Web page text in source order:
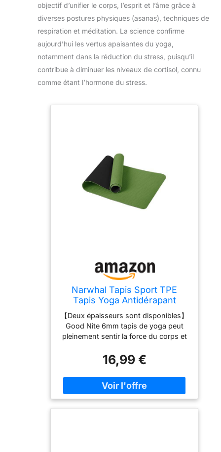
objectif d’unifier le corps, l’esprit et l’âme grâce à
diverses postures physiques (asanas), techniques de
respiration et méditation. La science confirme
aujourd’hui les vertus apaisantes du yoga,
notamment dans la réduction du stress, puisqu’il
contribue à diminuer les niveaux de cortisol, connu
comme étant l’hormone du stress.
Narwhal Tapis Sport TPE
Tapis Yoga Antidérapant
183x61x0,6cm
【Deux épaisseurs sont disponibles】
Good Nite 6mm tapis de yoga peut
pleinement sentir la force du corps et
épais vit dans la zone des
articulations et pèse 1200g. Les deux
couches conviennent pour le Pilates,
le Hiit, le Yoga, le Body et d'autres
sports 【TPE Material】Le tapis de
Pilates est fabriqué en TPE, aucune
16,99 €